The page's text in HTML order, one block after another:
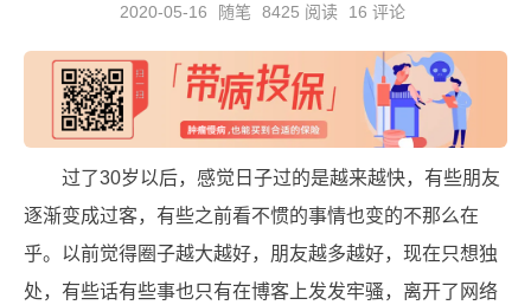
2020-05-16 随笔 8425 阅读 16 评论
过了30岁以后，感觉日子过的是越来越快，有些朋友
逐渐变成过客，有些之前看不惯的事情也变的不那么在
乎。以前觉得圈子越大越好，朋友越多越好，现在只想独
处，有些话有些事也只有在博客上发发牢骚，离开了网络